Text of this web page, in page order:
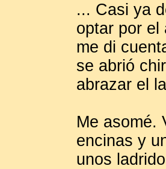
... Casi ya
optar por el
me di
se abrió
abrazar el
Me asomé.
encinas y
unos